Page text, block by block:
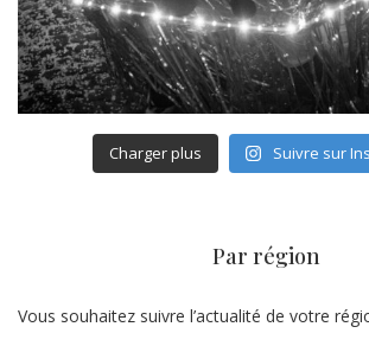
Charger plus Suivre sur
Par région
Vous souhaitez suivre l’actualité de votre